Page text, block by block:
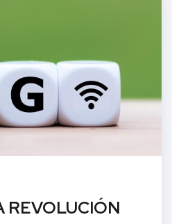
REVOLUCIÓN